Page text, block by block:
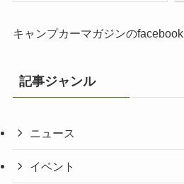
キャンプカーマガジンのfacebook
記事ジャンル
ニュース
イベント